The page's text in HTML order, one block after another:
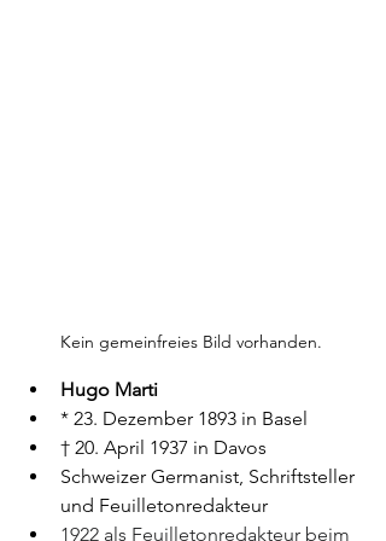
Kein gemeinfreies Bild vorhanden.
Hugo Marti
* 23. Dezember 1893 in Basel
† 20. April 1937 in Davos
Schweizer Germanist, Schriftsteller
und Feuilletonredakteur
1922 als Feuilletonredakteur beim